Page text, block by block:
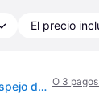
El precio
vidaXL Armario de espejo de baño madera contrachapada 80x20,5x64 cm - Blanco O 3